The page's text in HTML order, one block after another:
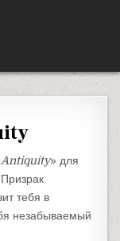
Antiquity» для
тебя в
незабываемый